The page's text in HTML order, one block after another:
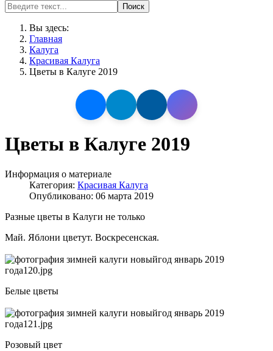
Поиск
Вы здесь:
Главная
Калуга
Красивая Калуга
Цветы в Калуге 2019
Цветы в Калуге 2019
Информация о материале
Категория: Красивая Калуга
Опубликовано: 06 марта 2019
Разные цветы в Калуги не только
Май. Яблони цветут. Воскресенская.
Белые цветы
Розовый цвет